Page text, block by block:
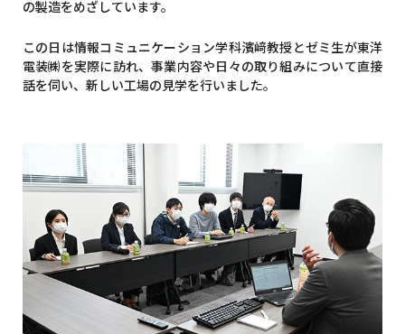
の製造をめざしています。
この日は情報コミュニケーション学科濱﨑教授とゼミ生が東洋
電装㈱を実際に訪れ、事業内容や日々の取り組みについて直接
話を伺い、新しい工場の見学を行いました。